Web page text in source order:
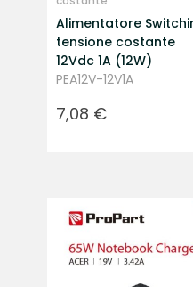
Alimentatore
tensione costante
12Vdc 1A (12W)
PEA12V-12V1A
Prezzo
7,08 €